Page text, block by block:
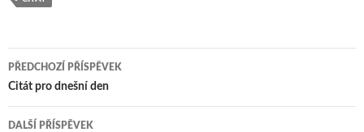
Navigace
pro
příspěvky
PŘEDCHOZÍ PŘÍSPĚVEK
Citát pro dnešní den
DALŠÍ PŘÍSPĚVEK